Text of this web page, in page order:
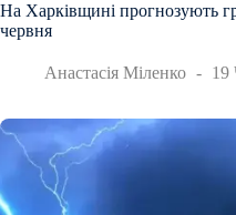
На Харківщині прогнозують
червня
Анастасія Міленко 19